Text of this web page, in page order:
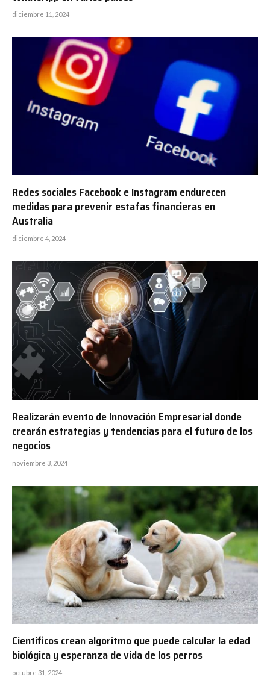
diciembre 11, 2024
Redes sociales Facebook e Instagram endurecen
medidas para prevenir estafas financieras en
Australia
diciembre 4, 2024
Realizarán evento de Innovación Empresarial donde
crearán estrategias y tendencias para el futuro de los
negocios
noviembre 3, 2024
Científicos crean algoritmo que puede calcular la edad
biológica y esperanza de vida de los perros
octubre 31, 2024